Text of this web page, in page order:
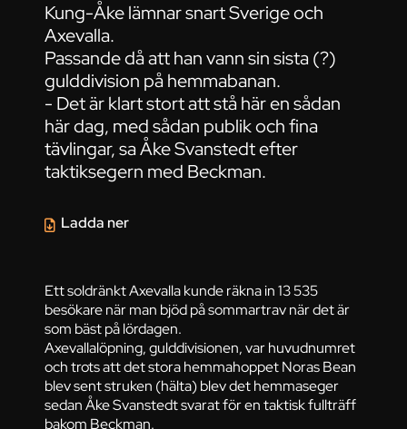
Kung-Åke lämnar snart Sverige och
Axevalla.
Passande då att han vann sin sista (?)
gulddivision på hemmabanan.
- Det är klart stort att stå här en sådan
här dag, med sådan publik och fina
tävlingar, sa Åke Svanstedt efter
taktiksegern med Beckman.
Ett soldränkt Axevalla kunde räkna in 13 535
besökare när man bjöd på sommartrav när det är
som bäst på lördagen.
Axevallalöpning, gulddivisionen, var huvudnumret
och trots att det stora hemmahoppet Noras Bean
blev sent struken (hälta) blev det hemmaseger
sedan Åke Svanstedt svarat för en taktisk fullträff
bakom Beckman.
Ladda ner